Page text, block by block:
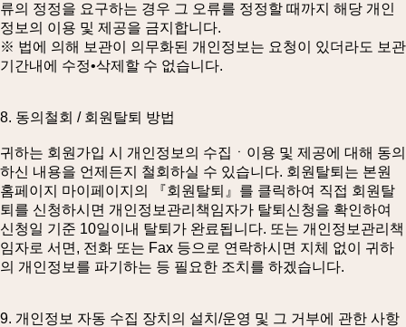
류의 정정을 요구하는 경우 그 오류를 정정할 때까지 해당 개인
정보의 이용 및 제공을 금지합니다.
※ 법에 의해 보관이 의무화된 개인정보는 요청이 있더라도 보관
기간내에 수정•삭제할 수 없습니다.
8. 동의철회 / 회원탈퇴 방법
귀하는 회원가입 시 개인정보의 수집ㆍ이용 및 제공에 대해 동의
하신 내용을 언제든지 철회하실 수 있습니다. 회원탈퇴는 본원
홈페이지 마이페이지의 『회원탈퇴』를 클릭하여 직접 회원탈
퇴를 신청하시면 개인정보관리책임자가 탈퇴신청을 확인하여
신청일 기준 10일이내 탈퇴가 완료됩니다. 또는 개인정보관리책
임자로 서면, 전화 또는 Fax 등으로 연락하시면 지체 없이 귀하
의 개인정보를 파기하는 등 필요한 조치를 하겠습니다.
9. 개인정보 자동 수집 장치의 설치/운영 및 그 거부에 관한 사항